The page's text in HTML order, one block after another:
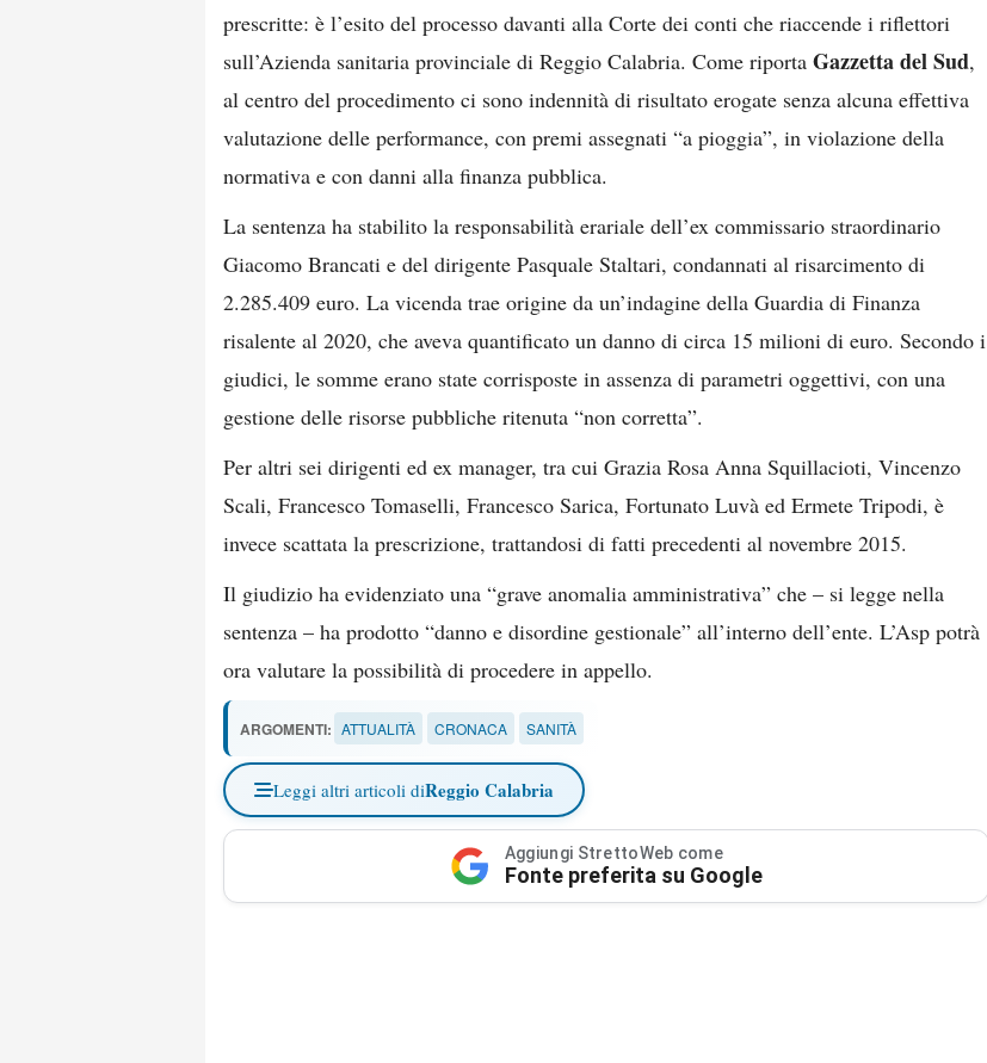
prescritte: è l’esito del processo davanti alla Corte dei conti che riaccende i riflettori
sull’Azienda sanitaria provinciale di Reggio Calabria. Come riporta Gazzetta del Sud,
al centro del procedimento ci sono indennità di risultato erogate senza alcuna effettiva
valutazione delle performance, con premi assegnati “a pioggia”, in violazione della
normativa e con danni alla finanza pubblica.
La sentenza ha stabilito la responsabilità erariale dell’ex commissario straordinario
Giacomo Brancati e del dirigente Pasquale Staltari, condannati al risarcimento di
2.285.409 euro. La vicenda trae origine da un’indagine della Guardia di Finanza
risalente al 2020, che aveva quantificato un danno di circa 15 milioni di euro. Secondo i
giudici, le somme erano state corrisposte in assenza di parametri oggettivi, con una
gestione delle risorse pubbliche ritenuta “non corretta”.
Per altri sei dirigenti ed ex manager, tra cui Grazia Rosa Anna Squillacioti, Vincenzo
Scali, Francesco Tomaselli, Francesco Sarica, Fortunato Luvà ed Ermete Tripodi, è
invece scattata la prescrizione, trattandosi di fatti precedenti al novembre 2015.
Il giudizio ha evidenziato una “grave anomalia amministrativa” che – si legge nella
sentenza – ha prodotto “danno e disordine gestionale” all’interno dell’ente. L’Asp potrà
ora valutare la possibilità di procedere in appello.
ARGOMENTI: ATTUALITÀ CRONACA SANITÀ
Leggi altri articoli diReggio Calabria
Aggiungi StrettoWeb come
Fonte preferita su Google